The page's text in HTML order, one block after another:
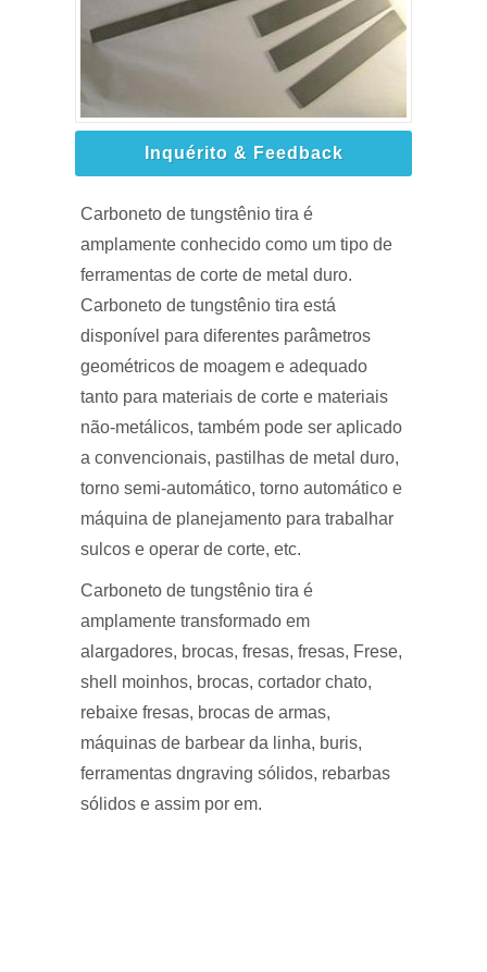
Inquérito & Feedback
Carboneto de tungstênio tira é
amplamente conhecido como um tipo de
ferramentas de corte de metal duro.
Carboneto de tungstênio tira está
disponível para diferentes parâmetros
geométricos de moagem e adequado
tanto para materiais de corte e materiais
não-metálicos, também pode ser aplicado
a convencionais, pastilhas de metal duro,
torno semi-automático, torno automático e
máquina de planejamento para trabalhar
sulcos e operar de corte, etc.
Carboneto de tungstênio tira é
amplamente transformado em
alargadores, brocas, fresas, fresas, Frese,
shell moinhos, brocas, cortador chato,
rebaixe fresas, brocas de armas,
máquinas de barbear da linha, buris,
ferramentas dngraving sólidos, rebarbas
sólidos e assim por em.